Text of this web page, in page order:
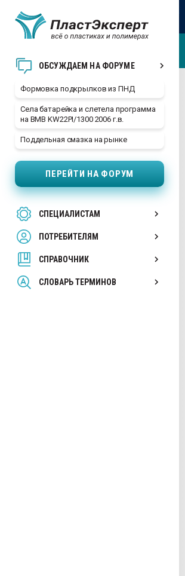
ОБСУЖДАЕМ НА ФОРУМЕ
Формовка подкрылков из ПНД
Села батарейка и слетела программа
на BMB KW22PI/1300 2006 г.в.
Поддельная смазка на рынке
ПЕРЕЙТИ НА ФОРУМ
СПЕЦИАЛИСТАМ
ПОТРЕБИТЕЛЯМ
СПРАВОЧНИК
СЛОВАРЬ ТЕРМИНОВ